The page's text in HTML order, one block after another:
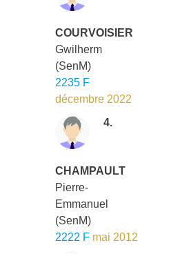
COURVOISIER
Gwilherm
(SenM)
2235 F
décembre 2022
4.
CHAMPAULT
Pierre-
Emmanuel
(SenM)
2222 F mai 2012